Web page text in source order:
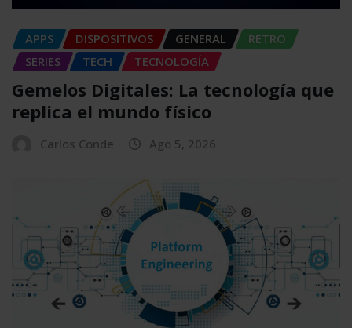
APPS DISPOSITIVOS GENERAL
RETRO
SERIES
TECH TECNOLOGÍA
Gemelos Digitales: La tecnología que
replica el mundo físico
Carlos Conde Ago 5, 2026